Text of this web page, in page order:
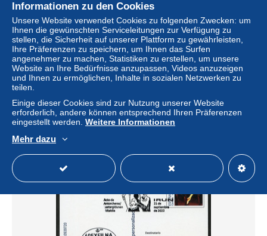
ESPAÑA (1998) Colección 24 sobres prefranqueados
QUIJOTE / Set 24 prefranked covers stationery -
± 68,20 $
Status
Informationen zu den Cookies
Unsere Website verwendet Cookies zu folgenden Zwecken: um
Ihnen die gewünschten Serviceleitungen zur Verfügung zu
stellen, die Sicherheit auf unserer Plattform zu gewährleisten,
Ihre Präferenzen zu speichern, um Ihnen das Surfen
angenehmer zu machen, Statistiken zu erstellen, um unsere
Website an Ihre Bedürfnisse anzupassen, Videos anzuzeigen
und Ihnen zu ermöglichen, Inhalte in sozialen Netzwerken zu
teilen.
Einige dieser Cookies sind zur Nutzung unserer Website
erforderlich, andere können entsprechend Ihren Präferenzen
eingestellt werden. Weitere Informationen
Mehr dazu